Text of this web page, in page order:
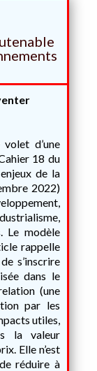
d’une
18 du
de la
2022)
Le modèle
rappelle
s’inscrire
dans le
(une
par les
utiles,
la valeur
Elle n’est
réduire à